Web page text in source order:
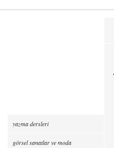
yazma dersleri
görsel sanatlar ve moda